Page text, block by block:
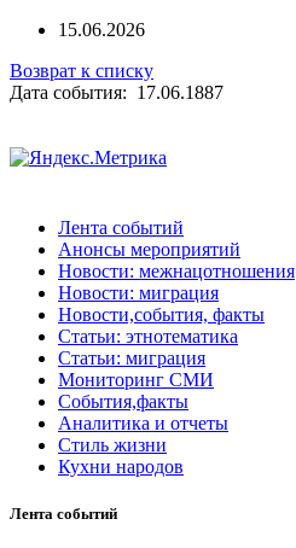
15.06.2026
Возврат к списку
Дата события: 17.06.1887
Лента событий
Анонсы мероприятий
Новости: межнацотношения
Новости: миграция
Новости,события, факты
Статьи: этнотематика
Статьи: миграция
Мониторинг СМИ
События,факты
Аналитика и отчеты
Стиль жизни
Кухни народов
Лента событий